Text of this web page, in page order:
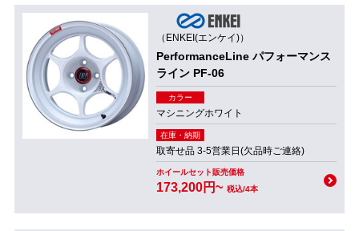
（ENKEI(エンケイ)）
PerformanceLine パフォーマンス
ライン PF-06
カラー
マシニングホワイト
在庫・納期
取寄せ品 3-5営業日(欠品時ご連絡)
ホイールセット販売価格
173,200円~ 税込/4本